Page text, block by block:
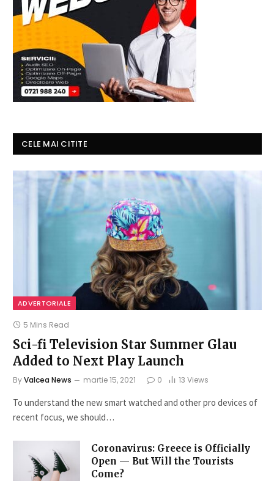
CELE MAI CITITE
ADVERTORIALE
5 Mins Read
Sci-fi Television Star Summer Glau
Added to Next Play Launch
ByValcea News martie 15, 2021 0 13 Views
To understand the new smart watched and other pro devices of
recent focus, we should…
Coronavirus: Greece is Officially
Open — But Will the Tourists
Come?